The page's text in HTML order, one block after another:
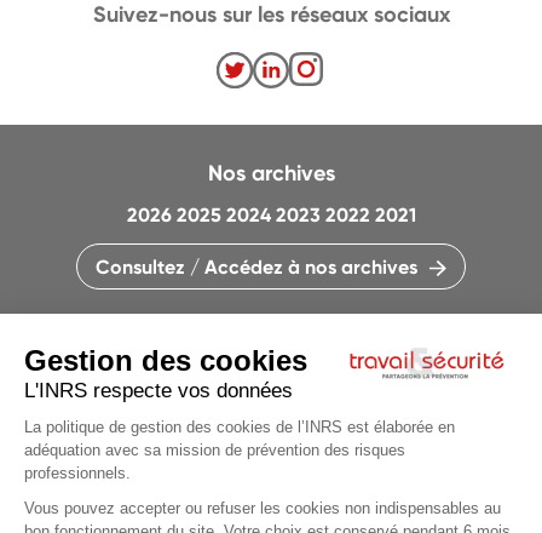
CONTACTEZ LA RÉDACTION
QUI SOMMES-NOUS ?
MENTIONS LÉGALES
PARAMÈTRES DES COOKIES
Nos archives
2026 2025 2024 2023 2022 2021
Consultez / Accédez à nos archives
Suivez-nous sur les réseaux sociaux